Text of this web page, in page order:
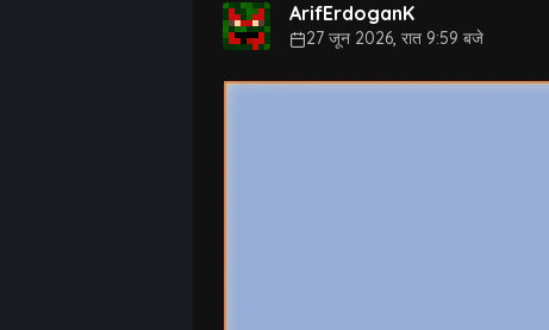
ArifErdoganK
27 जून 2026, रात 9:59 बजे